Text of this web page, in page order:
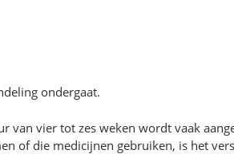
ondergaat.
van vier tot zes weken wordt vaak
of die medicijnen gebruiken, is het